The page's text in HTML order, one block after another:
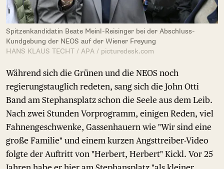
Spitzenkandidatin Beate Meinl-Reisinger bei der Abschluss-
Kundgebung der NEOS auf der Wiener Freyung
HANS KLAUS TECHT / APA / picturedesk.com
Während sich die Grünen und die NEOS noch
regierungstauglich redeten, sang sich die John Otti
Band am Stephansplatz schon die Seele aus dem Leib.
Nach zwei Stunden Vorprogramm, einigen Reden, viel
Fahnengeschwenke, Gassenhauern wie "Wir sind eine
große Familie" und einem kurzen Angsttreiber-Video
folgte der Auftritt von "Herbert, Herbert" Kickl. Vor 25